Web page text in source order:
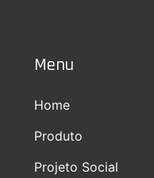
Menu
Home
Produto
Projeto Social